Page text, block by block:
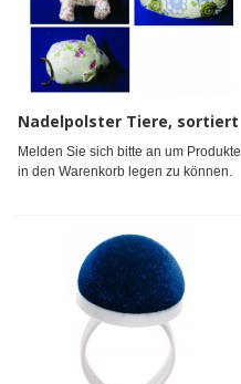
Nadelpolster Tiere, sortiert
Melden Sie sich bitte an um Produkte
in den Warenkorb legen zu können.